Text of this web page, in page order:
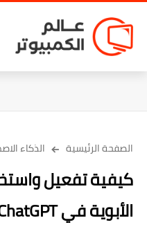
الصفحة الرئيسية الذكاء
كيفية تفعيل
الأبوية في ChatGPT